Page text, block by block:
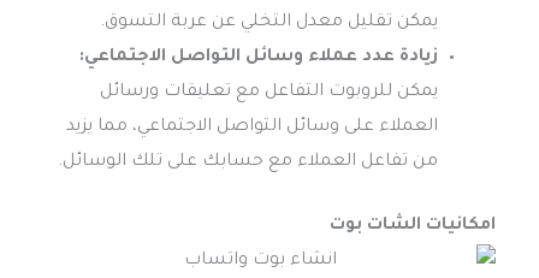
يمكن تقليل معدل التخلي عن عربة التسوق.
زيادة عدد عملاء وسائل التواصل الاجتماعي:
يمكن للروبوت التفاعل مع تعليقات ورسائل
العملاء على وسائل التواصل الاجتماعي، مما يزيد
من تفاعل العملاء مع حسابك على تلك الوسائل.
امكانيات الشات بوت